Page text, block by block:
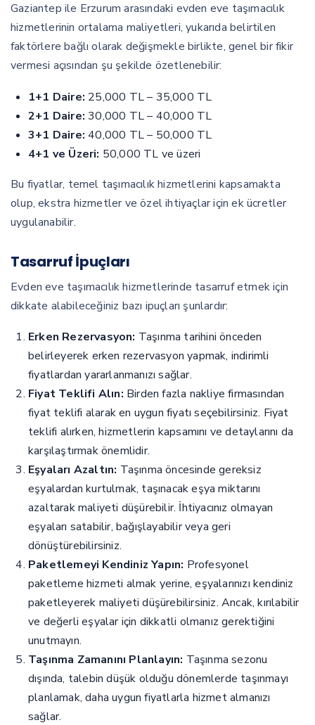
Gaziantep ile Erzurum arasındaki evden eve taşımacılık
hizmetlerinin ortalama maliyetleri, yukarıda belirtilen
faktörlere bağlı olarak değişmekle birlikte, genel bir fikir
vermesi açısından şu şekilde özetlenebilir:
1+1 Daire: 25,000 TL – 35,000 TL
2+1 Daire: 30,000 TL – 40,000 TL
3+1 Daire: 40,000 TL – 50,000 TL
4+1 ve Üzeri: 50,000 TL ve üzeri
Bu fiyatlar, temel taşımacılık hizmetlerini kapsamakta
olup, ekstra hizmetler ve özel ihtiyaçlar için ek ücretler
uygulanabilir.
Tasarruf İpuçları
Evden eve taşımacılık hizmetlerinde tasarruf etmek için
dikkate alabileceğiniz bazı ipuçları şunlardır:
Erken Rezervasyon: Taşınma tarihini önceden
belirleyerek erken rezervasyon yapmak, indirimli
fiyatlardan yararlanmanızı sağlar.
Fiyat Teklifi Alın: Birden fazla nakliye firmasından
fiyat teklifi alarak en uygun fiyatı seçebilirsiniz. Fiyat
teklifi alırken, hizmetlerin kapsamını ve detaylarını da
karşılaştırmak önemlidir.
Eşyaları Azaltın: Taşınma öncesinde gereksiz
eşyalardan kurtulmak, taşınacak eşya miktarını
azaltarak maliyeti düşürebilir. İhtiyacınız olmayan
eşyaları satabilir, bağışlayabilir veya geri
dönüştürebilirsiniz.
Paketlemeyi Kendiniz Yapın: Profesyonel
paketleme hizmeti almak yerine, eşyalarınızı kendiniz
paketleyerek maliyeti düşürebilirsiniz. Ancak, kırılabilir
ve değerli eşyalar için dikkatli olmanız gerektiğini
unutmayın.
Taşınma Zamanını Planlayın: Taşınma sezonu
dışında, talebin düşük olduğu dönemlerde taşınmayı
planlamak, daha uygun fiyatlarla hizmet almanızı
sağlar.